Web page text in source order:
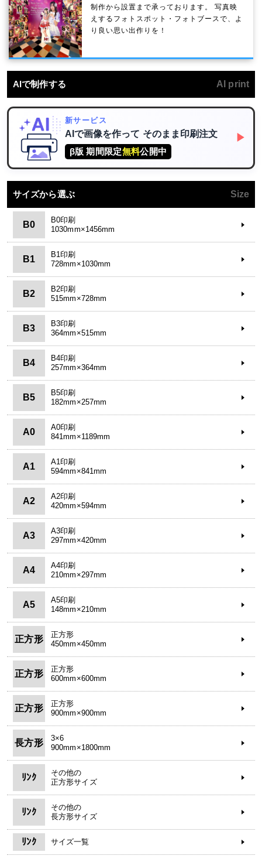
制作から設置まで承っております。 写真映
えするフォトスポット・フォトブースで、よ
り良い思い出作りを！
AIで制作する AI print
新サービス
AIで画像を作って そのまま印刷注文
β版 期間限定無料公開中
▶
サイズから選ぶ Size
B0
B0印刷
1030mm×1456mm
B1
B1印刷
728mm×1030mm
B2
B2印刷
515mm×728mm
B3
B3印刷
364mm×515mm
B4
B4印刷
257mm×364mm
B5
B5印刷
182mm×257mm
A0
A0印刷
841mm×1189mm
A1
A1印刷
594mm×841mm
A2
A2印刷
420mm×594mm
A3
A3印刷
297mm×420mm
A4
A4印刷
210mm×297mm
A5
A5印刷
148mm×210mm
正方形
正方形
450mm×450mm
正方形
正方形
600mm×600mm
正方形
正方形
900mm×900mm
長方形
3×6
900mm×1800mm
ﾘﾝｸ
その他の
正方形サイズ
ﾘﾝｸ
その他の
長方形サイズ
ﾘﾝｸ サイズ一覧